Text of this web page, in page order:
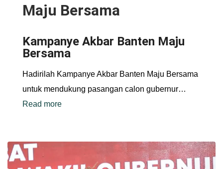
Maju Bersama
Kampanye Akbar Banten Maju
Bersama
Hadirilah Kampanye Akbar Banten Maju Bersama
untuk mendukung pasangan calon gubernur…
Read more